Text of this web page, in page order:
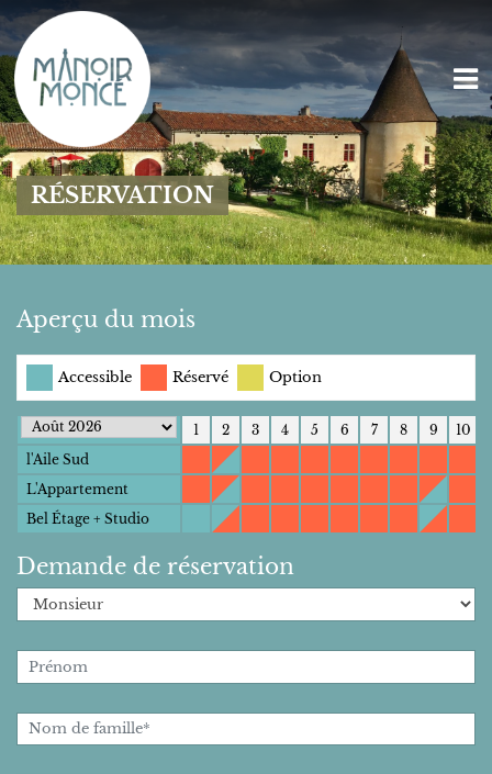
RÉSERVATION
Aperçu du mois
Accessible Réservé Option
1 2 3 4 5 6 7 8 9 10
l'Aile Sud
L'Appartement
Bel Étage + Studio
Demande de réservation